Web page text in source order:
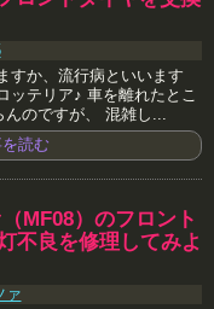
すか、流行病といいます
ッテリア♪ 車を離れたとこ
のですが、 混雑し...
読む
MF08）のフロント
不良を修理してみよ
ァ